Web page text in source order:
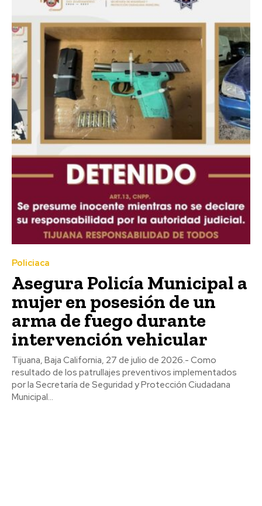
Policiaca
Asegura Policía Municipal a
mujer en posesión de un
arma de fuego durante
intervención vehicular
Tijuana, Baja California, 27 de julio de 2026.- Como
resultado de los patrullajes preventivos implementados
por la Secretaría de Seguridad y Protección Ciudadana
Municipal...